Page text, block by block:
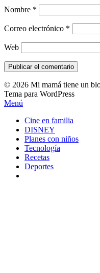
Nombre *
Correo electrónico *
Web
© 2026 Mi mamá tiene un
Tema para WordPress
Menú
Cine en familia
DISNEY
Planes con niños
Tecnología
Recetas
Deportes